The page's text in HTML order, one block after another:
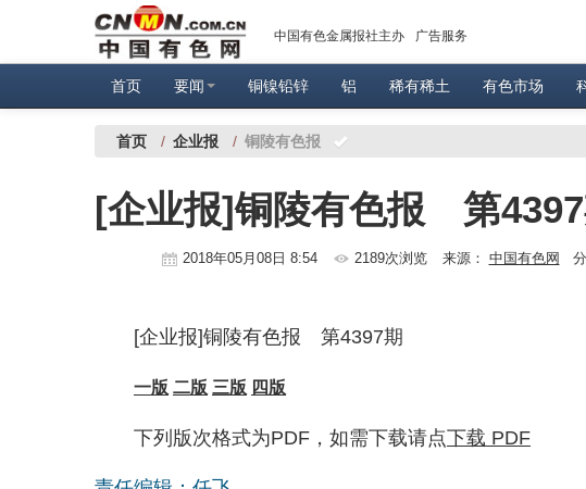
中国有色金属报社主办 广告服务
首页 要闻 铜镍铅锌 铝 稀有稀土 有色市场
首页 / 企业报 / 铜陵有色报
[企业报]铜陵有色报 第4397
2018年05月08日 8:54 2189次浏览 来源： 中国有色网 分
[企业报]铜陵有色报 第4397期
一版 二版 三版 四版
下列版次格式为PDF，如需下载请点下载 PDF